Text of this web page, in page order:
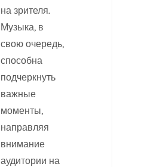
на зрителя.
Музыка, в
свою очередь,
способна
подчеркнуть
важные
моменты,
направляя
внимание
аудитории на